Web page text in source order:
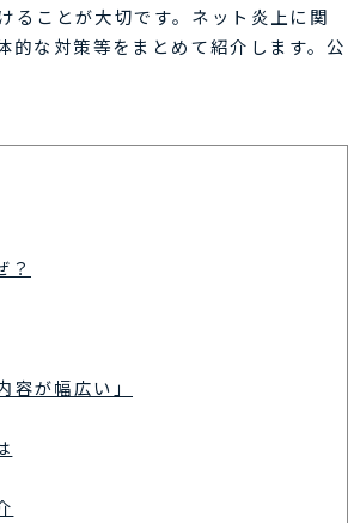
ることが大切です。ネット炎上に関
な対策等をまとめて紹介します。公
？
が幅広い」